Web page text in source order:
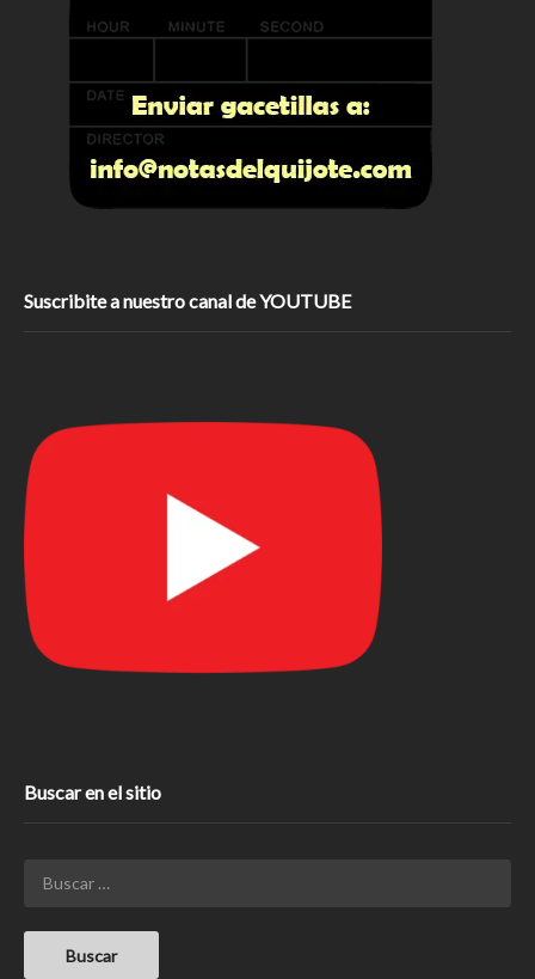
Suscribite a nuestro canal de YOUTUBE
Buscar en el sitio